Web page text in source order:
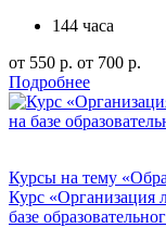
144 часа
от 550 р. от 700 р.
Подробнее
Курсы на тему
Курс «Организация
базе